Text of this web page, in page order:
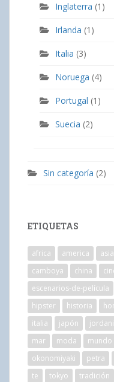
Inglaterra (1)
Irlanda (1)
Italia (3)
Noruega (4)
Portugal (1)
Suecia (2)
Sin categoría (2)
ETIQUETAS
africa america asia
camboya
china
escenarios-de-película
hipster
historia
italia
japón
mar
moda mundo
okonomiyaki
petra
te
tokyo tradición